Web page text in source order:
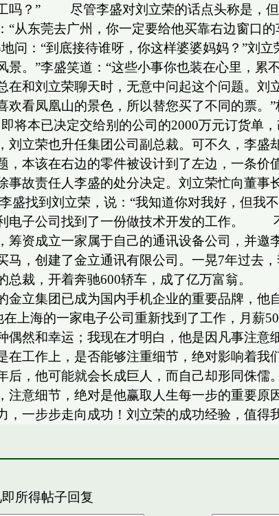
吗？” 尽管李盛对刘立荣的话点头称是，但
“从东莞去广州，你一定要给他买靠右边窗口
问：“到底接待谁呀，你这样婆婆妈妈？”刘
景。”李盛笑道：“这些小事你也装在心里，
在和刘立荣聊天时，无意中问起这个问题。
欢看凤凰山的景色，所以替您买了不同的票
即将本已决定交给别的公司的2000万元订货
刘立荣也升任集团公司副总裁。可不久，李
，本该在右边的零件被设计到了左边，一条
事故责任人李盛的处分决定。刘立荣忙向董
找到刘立荣，说：“我知道你对我好，但我
电子公司找到了一份做技术开发的工作。
筹资成立一家属于自己的通讯设备公司，
马，创建了金立通讯有限公司。一晃7年过去
总裁，开着奔驰600轿车，成了亿万富翁。
金立集团已成为国内手机企业的重要品牌，
在上海的一家电子公司重新找到了工作，月
偶然和幸运；我现在才明白，他是因凡事注
在工作上，是否能够注重细节，绝对影响着
后，他可能就会长成巨人，而自己却形同侏
注意细节，绝对是他赢取人生每一步的重要
，一步步走向成功！刘立荣的成功经验，值得
所得帖子回复